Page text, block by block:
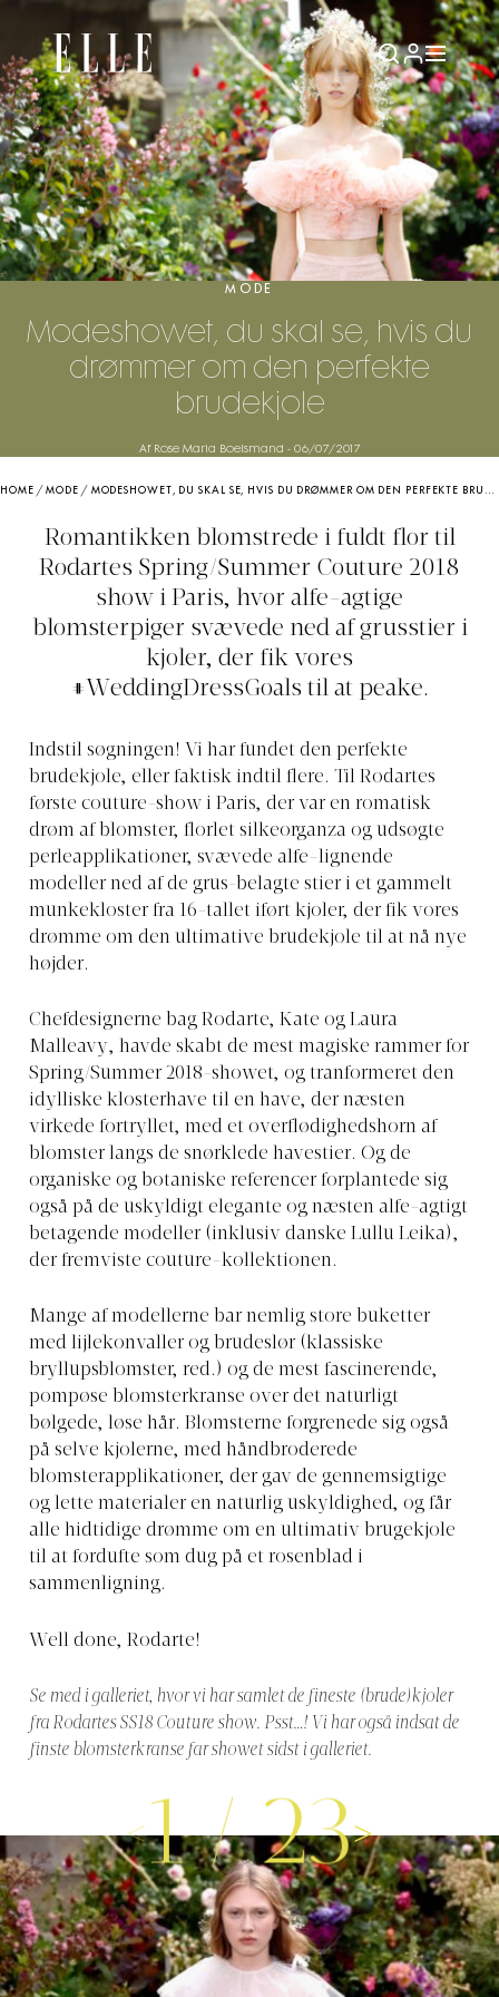
MODE
Modeshowet, du skal se, hvis du
drømmer om den perfekte
brudekjole
Af Rose Maria Boelsmand - 06/07/2017
HOME /MODE / MODESHOWET, DU SKAL SE, HVIS DU DRØMMER OM DEN PERFEKTE BRUDEKJOLE
Romantikken blomstrede i fuldt flor til
Rodartes Spring/Summer Couture 2018
show i Paris, hvor alfe-agtige
blomsterpiger svævede ned af grusstier i
kjoler, der fik vores
#WeddingDressGoals til at peake.
Indstil søgningen! Vi har fundet den perfekte
brudekjole, eller faktisk indtil flere. Til Rodartes
første couture-show i Paris, der var en romatisk
drøm af blomster, florlet silkeorganza og udsøgte
perleapplikationer, svævede alfe-lignende
modeller ned af de grus-belagte stier i et gammelt
munkekloster fra 16-tallet iført kjoler, der fik vores
drømme om den ultimative brudekjole til at nå nye
højder.
Chefdesignerne bag Rodarte, Kate og Laura
Malleavy, havde skabt de mest magiske rammer for
Spring/Summer 2018-showet, og tranformeret den
idylliske klosterhave til en have, der næsten
virkede fortryllet, med et overflødighedshorn af
blomster langs de snørklede havestier. Og de
organiske og botaniske referencer forplantede sig
også på de uskyldigt elegante og næsten alfe-agtigt
betagende modeller (inklusiv danske Lullu Leika),
der fremviste couture-kollektionen.
Mange af modellerne bar nemlig store buketter
med lijlekonvaller og brudeslør (klassiske
bryllupsblomster, red.) og de mest fascinerende,
pompøse blomsterkranse over det naturligt
bølgede, løse hår. Blomsterne forgrenede sig også
på selve kjolerne, med håndbroderede
blomsterapplikationer, der gav de gennemsigtige
og lette materialer en naturlig uskyldighed, og får
alle hidtidige drømme om en ultimativ brugekjole
til at fordufte som dug på et rosenblad i
sammenligning.
Well done, Rodarte!
Se med i galleriet, hvor vi har samlet de fineste (brude)kjoler
fra Rodartes SS18 Couture show. Psst…! Vi har også indsat de
finste blomsterkranse far showet sidst i galleriet.
1/23